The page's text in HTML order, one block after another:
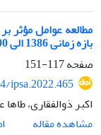
مطالعه عوامل مؤثر
بازه زمانی 1386 الی 1400
صفحه117-151
ipsa.2022.465
اکبر ذوالفقاری،
مشاهده مقاله